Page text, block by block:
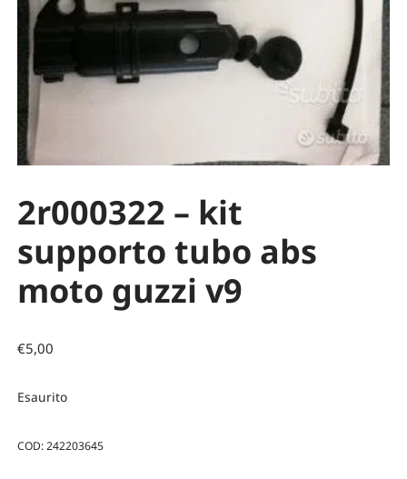
2r000322 – kit
supporto tubo abs
moto guzzi v9
€5,00
Esaurito
COD:242203645